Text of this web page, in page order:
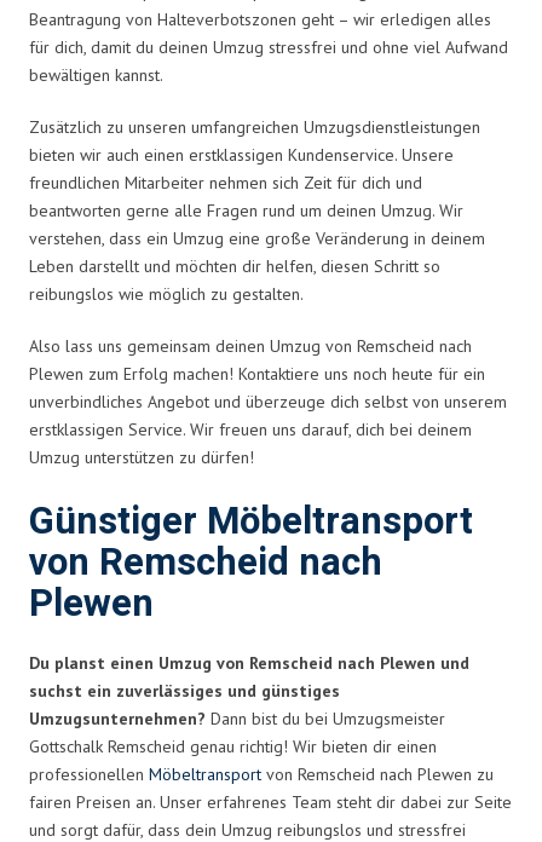
Beantragung von Halteverbotszonen geht – wir erledigen alles
für dich, damit du deinen Umzug stressfrei und ohne viel Aufwand
bewältigen kannst.
Zusätzlich zu unseren umfangreichen Umzugsdienstleistungen
bieten wir auch einen erstklassigen Kundenservice. Unsere
freundlichen Mitarbeiter nehmen sich Zeit für dich und
beantworten gerne alle Fragen rund um deinen Umzug. Wir
verstehen, dass ein Umzug eine große Veränderung in deinem
Leben darstellt und möchten dir helfen, diesen Schritt so
reibungslos wie möglich zu gestalten.
Also lass uns gemeinsam deinen Umzug von Remscheid nach
Plewen zum Erfolg machen! Kontaktiere uns noch heute für ein
unverbindliches Angebot und überzeuge dich selbst von unserem
erstklassigen Service. Wir freuen uns darauf, dich bei deinem
Umzug unterstützen zu dürfen!
Günstiger Möbeltransport
von Remscheid nach
Plewen
Du planst einen Umzug von Remscheid nach Plewen und
suchst ein zuverlässiges und günstiges
Umzugsunternehmen? Dann bist du bei Umzugsmeister
Gottschalk Remscheid genau richtig! Wir bieten dir einen
professionellen Möbeltransport von Remscheid nach Plewen zu
fairen Preisen an. Unser erfahrenes Team steht dir dabei zur Seite
und sorgt dafür, dass dein Umzug reibungslos und stressfrei